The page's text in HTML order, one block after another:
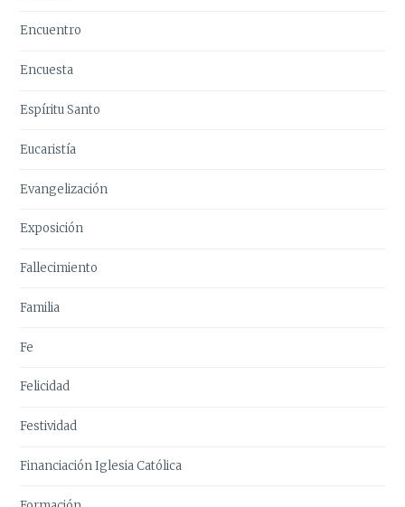
Encuentro
Encuesta
Espíritu Santo
Eucaristía
Evangelización
Exposición
Fallecimiento
Familia
Fe
Felicidad
Festividad
Financiación Iglesia Católica